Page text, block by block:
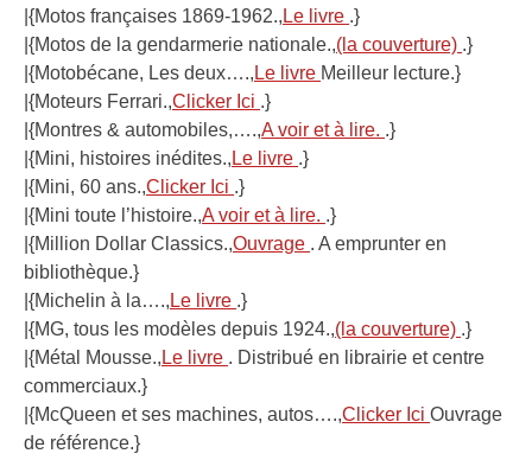
|{Motos françaises 1869-1962., Le livre .}
|{Motos de la gendarmerie nationale.,(la couverture) .}
|{Motobécane, Les deux…., Le livre Meilleur lecture.}
|{Moteurs Ferrari.,Clicker Ici .}
|{Montres & automobiles,….,A voir et à lire. .}
|{Mini, histoires inédites., Le livre .}
|{Mini, 60 ans.,Clicker Ici .}
|{Mini toute l’histoire.,A voir et à lire. .}
|{Million Dollar Classics.,Ouvrage . A emprunter en
bibliothèque.}
|{Michelin à la…., Le livre .}
|{MG, tous les modèles depuis 1924.,(la couverture) .}
|{Métal Mousse., Le livre . Distribué en librairie et centre
commerciaux.}
|{McQueen et ses machines, autos….,Clicker Ici Ouvrage
de référence.}